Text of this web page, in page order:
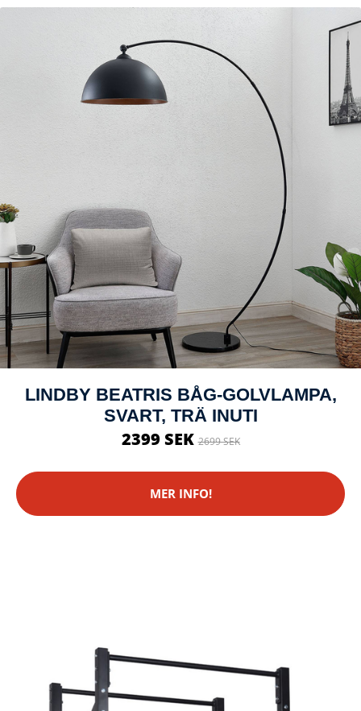
LINDBY BEATRIS BÅG-GOLVLAMPA,
SVART, TRÄ INUTI
2399 SEK2699 SEK
MER INFO!